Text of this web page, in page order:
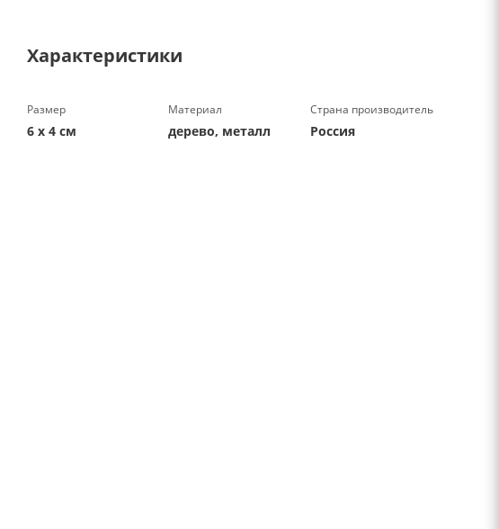
Характеристики
Размер
6 х 4 см
Материал
дерево, металл
Страна производитель
Россия